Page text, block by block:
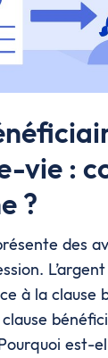
vie :
?
des
à la clause
est-